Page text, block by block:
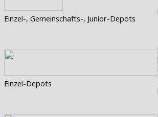
Einzel-, Gemeinschafts-, Junior-Depots
Einzel-Depots